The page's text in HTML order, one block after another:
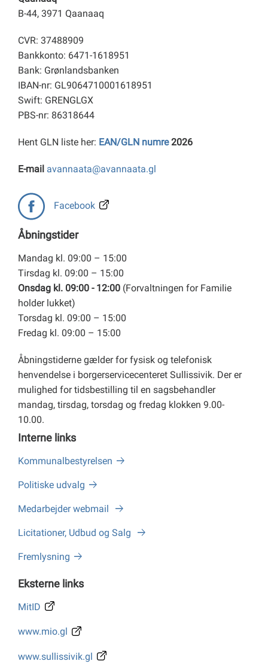
B-44, 3971 Qaanaaq
CVR: 37488909
Bankkonto: 6471-1618951
Bank: Grønlandsbanken
IBAN-nr: GL9064710001618951
Swift: GRENGLGX
PBS-nr: 86318644
Hent GLN liste her: EAN/GLN numre2026
E-mail avannaata@avannaata.gl
Facebook
Åbningstider
Mandag kl. 09:00 – 15:00
Tirsdag kl. 09:00 – 15:00
Onsdag kl. 09:00 - 12:00 (Forvaltningen for Familie
holder lukket)
Torsdag kl. 09:00 – 15:00
Fredag kl. 09:00 – 15:00
Åbningstiderne gælder for fysisk og telefonisk
henvendelse i borgerservicecenteret Sullissivik. Der er
mulighed for tidsbestilling til en sagsbehandler
mandag, tirsdag, torsdag og fredag klokken 9.00-
10.00.
Interne links
Kommunalbestyrelsen
Politiske udvalg
Medarbejder webmail
Licitationer, Udbud og Salg
Fremlysning
Eksterne links
MitID
www.mio.gl
www.sullissivik.gl